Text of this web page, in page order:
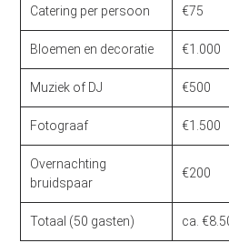
Catering per persoon €75
Bloemen en decoratie €1.000
Muziek of DJ €500
Fotograaf €1.500
Overnachting
bruidspaar
€200
Totaal (50 gasten) ca.